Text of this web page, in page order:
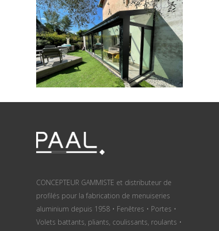
GAYA | Véranda à chevron tubulaire
VÉRANDAS
CONCEPTEUR GAMMISTE et distributeur de
profilés pour la fabrication de menuiseries
aluminium depuis 1958 • Fenêtres • Portes •
Volets battants, pliants, coulissants, roulants •